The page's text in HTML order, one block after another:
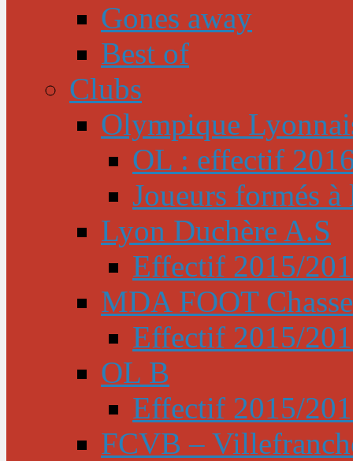
Gones away
Best of
Clubs
Olympique
OL : effectif
Joueurs formés
Lyon Duchère A.S
Effectif 2015/
MDA FOOT
Effectif 2015/
OL B
Effectif 2015/
FCVB –